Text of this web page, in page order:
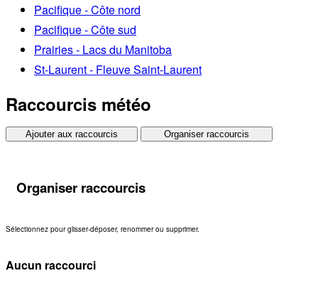
Pacifique - Côte nord
Pacifique - Côte sud
Prairies - Lacs du Manitoba
St-Laurent - Fleuve Saint-Laurent
Raccourcis météo
Ajouter aux raccourcis Organiser raccourcis
Organiser raccourcis
Sélectionnez pour glisser-déposer, renommer ou supprimer.
Aucun raccourci